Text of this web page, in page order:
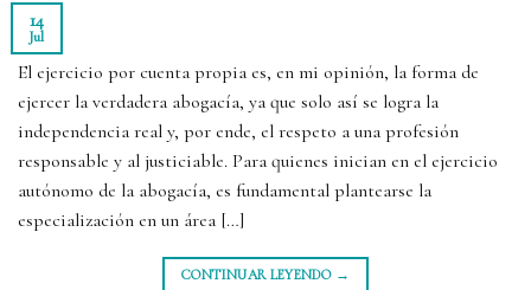
14
Jul
El ejercicio por cuenta propia es, en mi opinión, la forma de
ejercer la verdadera abogacía, ya que solo así se logra la
independencia real y, por ende, el respeto a una profesión
responsable y al justiciable. Para quienes inician en el ejercicio
autónomo de la abogacía, es fundamental plantearse la
especialización en un área […]
CONTINUAR LEYENDO →